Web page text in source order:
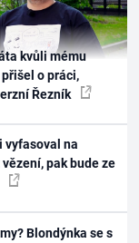
kvůli mému
o práci,
Řezník
vyfasoval na
pak bude ze
Blondýnka se s